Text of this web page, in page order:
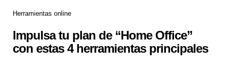
Herramientas online
Impulsa tu plan de “Home Office”
con estas 4 herramientas principales